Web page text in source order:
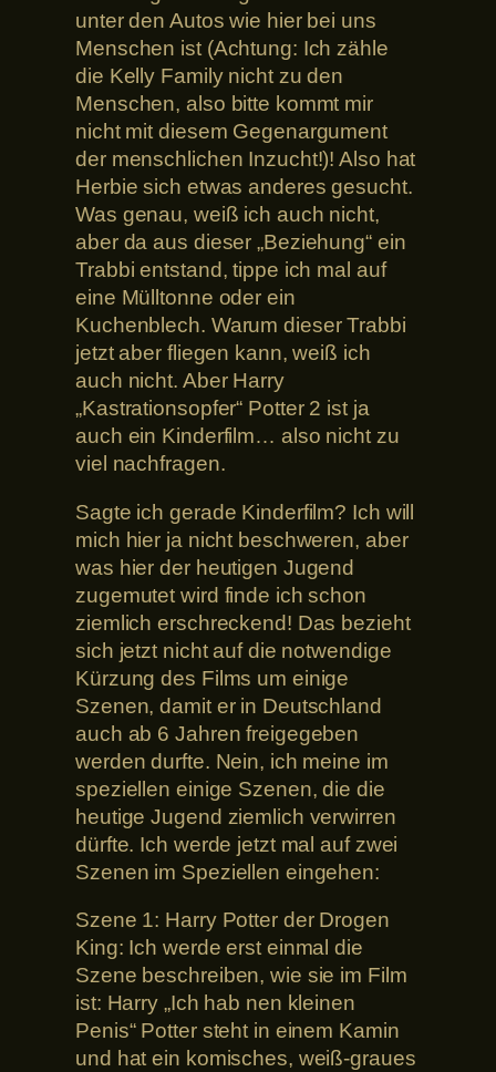
unter den Autos wie hier bei uns
Menschen ist (Achtung: Ich zähle
die Kelly Family nicht zu den
Menschen, also bitte kommt mir
nicht mit diesem Gegenargument
der menschlichen Inzucht!)! Also hat
Herbie sich etwas anderes gesucht.
Was genau, weiß ich auch nicht,
aber da aus dieser „Beziehung“ ein
Trabbi entstand, tippe ich mal auf
eine Mülltonne oder ein
Kuchenblech. Warum dieser Trabbi
jetzt aber fliegen kann, weiß ich
auch nicht. Aber Harry
„Kastrationsopfer“ Potter 2 ist ja
auch ein Kinderfilm… also nicht zu
viel nachfragen.
Sagte ich gerade Kinderfilm? Ich will
mich hier ja nicht beschweren, aber
was hier der heutigen Jugend
zugemutet wird finde ich schon
ziemlich erschreckend! Das bezieht
sich jetzt nicht auf die notwendige
Kürzung des Films um einige
Szenen, damit er in Deutschland
auch ab 6 Jahren freigegeben
werden durfte. Nein, ich meine im
speziellen einige Szenen, die die
heutige Jugend ziemlich verwirren
dürfte. Ich werde jetzt mal auf zwei
Szenen im Speziellen eingehen:
Szene 1: Harry Potter der Drogen
King: Ich werde erst einmal die
Szene beschreiben, wie sie im Film
ist: Harry „Ich hab nen kleinen
Penis“ Potter steht in einem Kamin
und hat ein komisches, weiß-graues